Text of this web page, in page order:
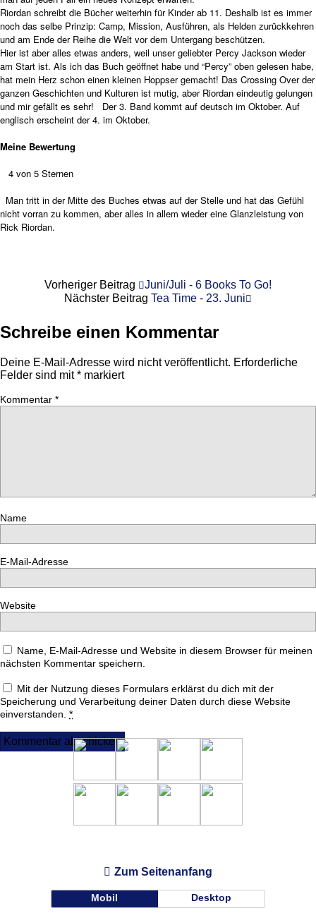
Riordan schreibt die Bücher weiterhin für Kinder ab 11. Deshalb ist es immer
noch das selbe Prinzip: Camp, Mission, Ausführen, als Helden zurückkehren
und am Ende der Reihe die Welt vor dem Untergang beschützen.
Hier ist aber alles etwas anders, weil unser geliebter Percy Jackson wieder
am Start ist. Als ich das Buch geöffnet habe und “Percy” oben gelesen habe,
hat mein Herz schon einen kleinen Hoppser gemacht! Das Crossing Over der
ganzen Geschichten und Kulturen ist mutig, aber Riordan eindeutig gelungen
und mir gefällt es sehr! Der 3. Band kommt auf deutsch im Oktober. Auf
englisch erscheint der 4. im Oktober.
Meine Bewertung
4 von 5 Sternen
Man tritt in der Mitte des Buches etwas auf der Stelle und hat das Gefühl
nicht vorran zu kommen, aber alles in allem wieder eine Glanzleistung von
Rick Riordan.
Vorheriger Beitrag
Juni/Juli - 6 Books To Go!
Nächster Beitrag Tea Time - 23. Juni
Schreibe einen Kommentar
Deine E-Mail-Adresse wird nicht veröffentlicht. Erforderliche
Felder sind mit* markiert
Kommentar *
Name
E-Mail-Adresse
Website
Name, E-Mail-Adresse und Website in diesem Browser für meinen
nächsten Kommentar speichern.
Mit der Nutzung dieses Formulars erklärst du dich mit der
Speicherung und Verarbeitung deiner Daten durch diese Website
einverstanden. *
Zum Seitenanfang
Mobil Desktop